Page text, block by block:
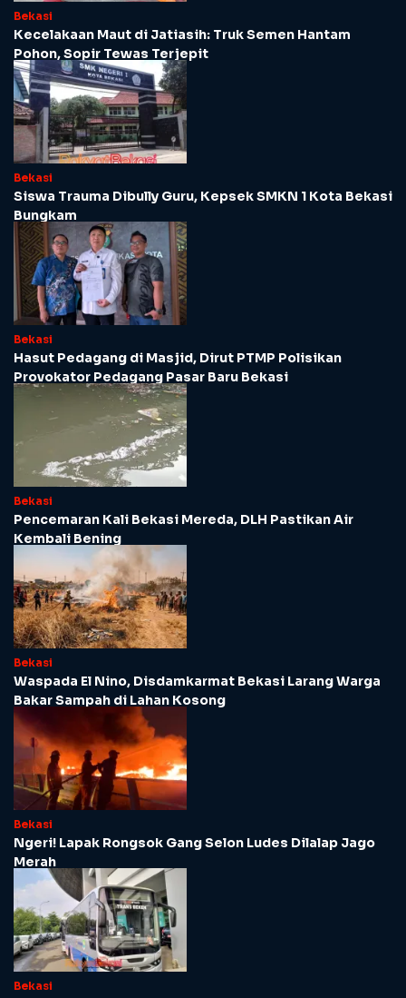
Bekasi
Kecelakaan Maut di Jatiasih: Truk Semen Hantam
Pohon, Sopir Tewas Terjepit
Bekasi
Siswa Trauma Dibully Guru, Kepsek SMKN 1 Kota Bekasi
Bungkam
Bekasi
Hasut Pedagang di Masjid, Dirut PTMP Polisikan
Provokator Pedagang Pasar Baru Bekasi
Bekasi
Pencemaran Kali Bekasi Mereda, DLH Pastikan Air
Kembali Bening
Bekasi
Waspada El Nino, Disdamkarmat Bekasi Larang Warga
Bakar Sampah di Lahan Kosong
Bekasi
Ngeri! Lapak Rongsok Gang Selon Ludes Dilalap Jago
Merah
Bekasi